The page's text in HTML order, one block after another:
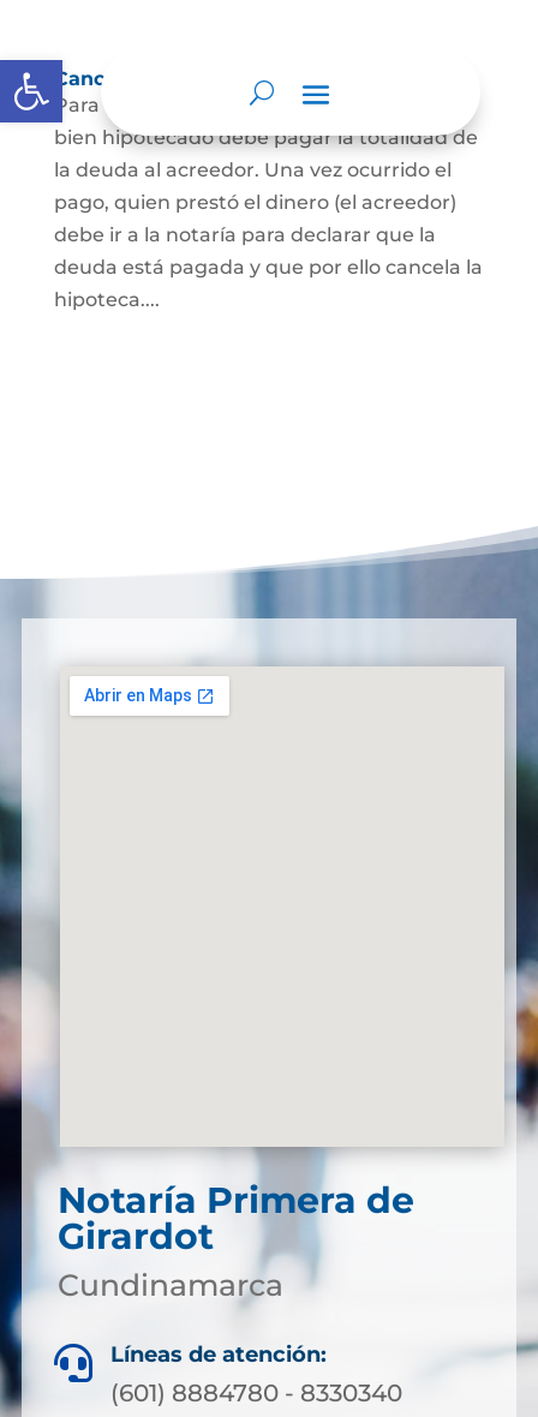
Abrir barra de herramientas
Cancelación de Hipoteca
Para cancelar una hipoteca, el dueño del
bien hipotecado debe pagar la totalidad de
la deuda al acreedor. Una vez ocurrido el
pago, quien prestó el dinero (el acreedor)
debe ir a la notaría para declarar que la
deuda está pagada y que por ello cancela la
hipoteca....
Notaría Primera de
Girardot
Cundinamarca
 Líneas de atención:
(601) 8884780 - 8330340